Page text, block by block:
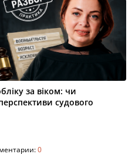
за віком: чи
судового
0